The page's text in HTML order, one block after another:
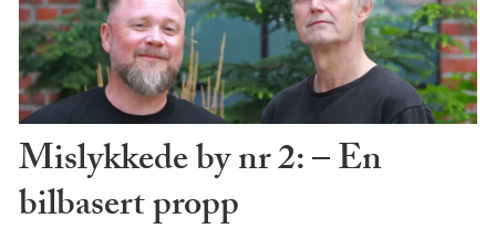
Mislykkede by nr 2: – En
bilbasert propp